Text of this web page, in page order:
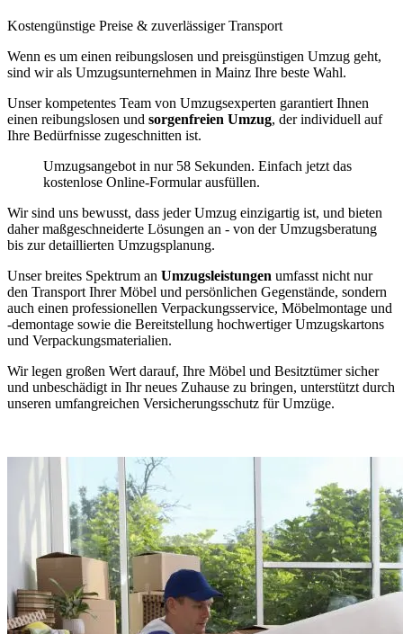
Kostengünstige Preise & zuverlässiger Transport
Wenn es um einen reibungslosen und preisgünstigen Umzug geht,
sind wir als Umzugsunternehmen in Mainz Ihre beste Wahl.
Unser kompetentes Team von Umzugsexperten garantiert Ihnen
einen reibungslosen und sorgenfreien Umzug, der individuell auf
Ihre Bedürfnisse zugeschnitten ist.
Umzugsangebot in nur 58 Sekunden. Einfach jetzt das
kostenlose Online-Formular ausfüllen.
Wir sind uns bewusst, dass jeder Umzug einzigartig ist, und bieten
daher maßgeschneiderte Lösungen an - von der Umzugsberatung
bis zur detaillierten Umzugsplanung.
Unser breites Spektrum an Umzugsleistungen umfasst nicht nur
den Transport Ihrer Möbel und persönlichen Gegenstände, sondern
auch einen professionellen Verpackungsservice, Möbelmontage und
-demontage sowie die Bereitstellung hochwertiger Umzugskartons
und Verpackungsmaterialien.
Wir legen großen Wert darauf, Ihre Möbel und Besitztümer sicher
und unbeschädigt in Ihr neues Zuhause zu bringen, unterstützt durch
unseren umfangreichen Versicherungsschutz für Umzüge.